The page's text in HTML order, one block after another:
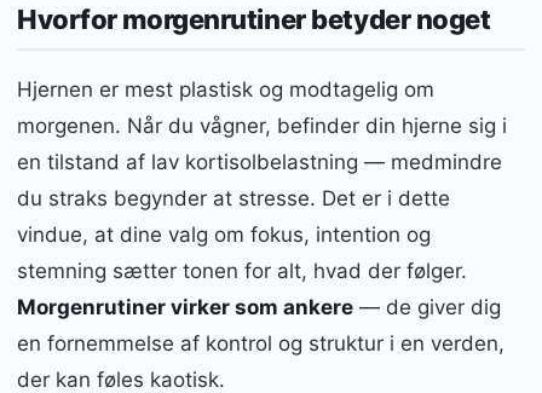
Hvorfor morgenrutiner betyder noget
Hjernen er mest plastisk og modtagelig om
morgenen. Når du vågner, befinder din hjerne sig i
en tilstand af lav kortisolbelastning — medmindre
du straks begynder at stresse. Det er i dette
vindue, at dine valg om fokus, intention og
stemning sætter tonen for alt, hvad der følger.
Morgenrutiner virker som ankere — de giver dig
en fornemmelse af kontrol og struktur i en verden,
der kan føles kaotisk.